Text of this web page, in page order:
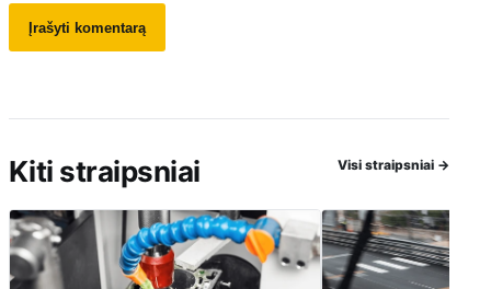
Kiti straipsniai Visi straipsniai →